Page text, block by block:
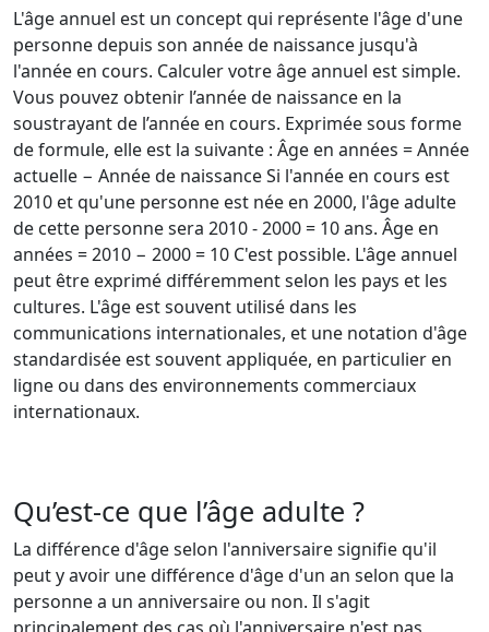
L'âge annuel est un concept qui représente l'âge d'une
personne depuis son année de naissance jusqu'à
l'année en cours. Calculer votre âge annuel est simple.
Vous pouvez obtenir l’année de naissance en la
soustrayant de l’année en cours. Exprimée sous forme
de formule, elle est la suivante : Âge en années = Année
actuelle − Année de naissance Si l'année en cours est
2010 et qu'une personne est née en 2000, l'âge adulte
de cette personne sera 2010 - 2000 = 10 ans. Âge en
années = 2010 − 2000 = 10 C'est possible. L'âge annuel
peut être exprimé différemment selon les pays et les
cultures. L'âge est souvent utilisé dans les
communications internationales, et une notation d'âge
standardisée est souvent appliquée, en particulier en
ligne ou dans des environnements commerciaux
internationaux.
Qu’est-ce que l’âge adulte ?
La différence d'âge selon l'anniversaire signifie qu'il
peut y avoir une différence d'âge d'un an selon que la
personne a un anniversaire ou non. Il s'agit